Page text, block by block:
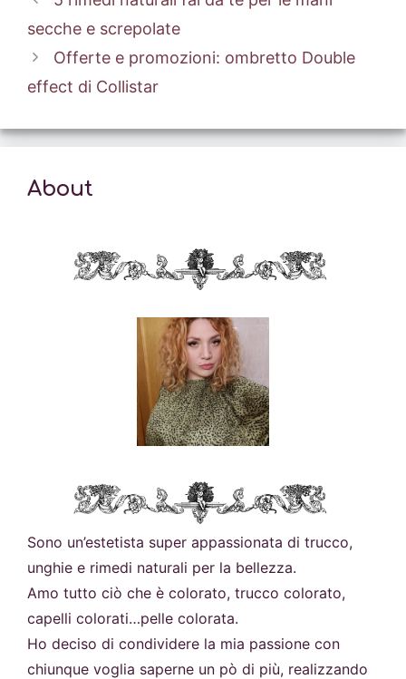
secche e screpolate
Offerte e promozioni: ombretto Double
effect di Collistar
About
Sono un’estetista super appassionata di trucco,
unghie e rimedi naturali per la bellezza.
Amo tutto ciò che è colorato, trucco colorato,
capelli colorati…pelle colorata.
Ho deciso di condividere la mia passione con
chiunque voglia saperne un pò di più, realizzando